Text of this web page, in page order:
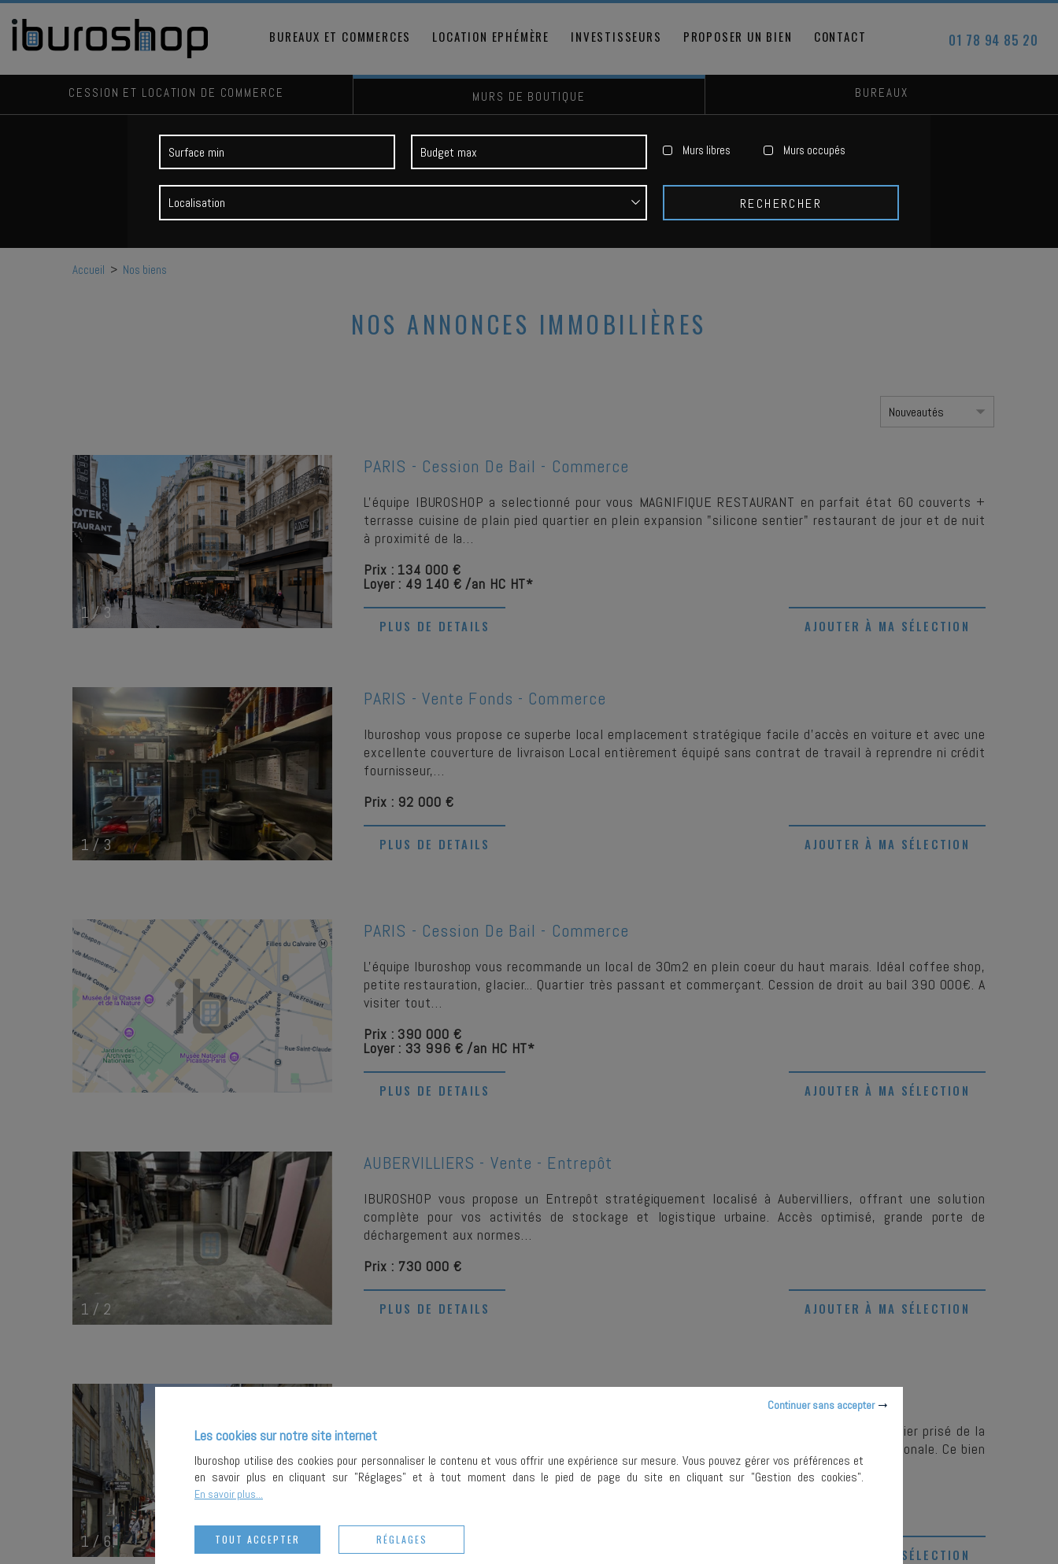
BUREAUX ET COMMERCES LOCATION EPHÉMÈRE INVESTISSEURS PROPOSER UN BIEN CONTACT 01 78 94 85 20
CESSION ET LOCATION DE COMMERCE MURS DE BOUTIQUE BUREAUX
Murs libres Murs occupés
Localisation RECHERCHER
Accueil > Nos biens
NOS ANNONCES IMMOBILIÈRES
1/3
PARIS - Cession De Bail - Commerce
L'équipe IBUROSHOP a selectionné pour vous MAGNIFIQUE RESTAURANT en parfait état 60 couverts +
terrasse cuisine de plain pied quartier en plein expansion "silicone sentier" restaurant de jour et de nuit
à proximité de la…
Prix : 134 000 €
Loyer : 49 140 € /an HC HT*
PLUS DE DETAILS AJOUTER À MA SÉLECTION
1/3
PARIS - Vente Fonds - Commerce
Iburoshop vous propose ce superbe local emplacement stratégique facile d’accès en voiture et avec une
excellente couverture de livraison Local entièrement équipé sans contrat de travail à reprendre ni crédit
fournisseur,…
Prix : 92 000 €
PLUS DE DETAILS AJOUTER À MA SÉLECTION
1 /1
PARIS - Cession De Bail - Commerce
L'équipe Iburoshop vous recommande un local de 30m2 en plein coeur du haut marais. Idéal coffee shop,
petite restauration, glacier... Quartier très passant et commerçant. Cession de droit au bail 390 000€. A
visiter tout…
Prix : 390 000 €
Loyer : 33 996 € /an HC HT*
PLUS DE DETAILS AJOUTER À MA SÉLECTION
1 / 2
AUBERVILLIERS - Vente - Entrepôt
IBUROSHOP vous propose un Entrepôt stratégiquement localisé à Aubervilliers, offrant une solution
complète pour vos activités de stockage et logistique urbaine. Accès optimisé, grande porte de
déchargement aux normes…
Prix : 730 000 €
PLUS DE DETAILS AJOUTER À MA SÉLECTION
1/6
L'équipe Iburoshop vous propose un local commercial idéalement situé au cœur d'un quartier prisé de la
Rive Gauche, offrant un environnement dynamique et une clientèle locale comme internationale. Ce bien
bénéficie d'un…
PLUS DE DETAILS AJOUTER À MA SÉLECTION
Continuer sans accepter
Les cookies sur notre site internet
Iburoshop utilise des cookies pour personnaliser le contenu et vous offrir une expérience sur mesure. Vous pouvez gérer vos préférences et
en savoir plus en cliquant sur "Réglages" et à tout moment dans le pied de page du site en cliquant sur "Gestion des cookies".
En savoir plus...
TOUT ACCEPTER RÉGLAGES